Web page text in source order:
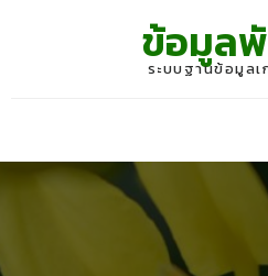
ข้อมูล
ระบบฐานข้อมูล